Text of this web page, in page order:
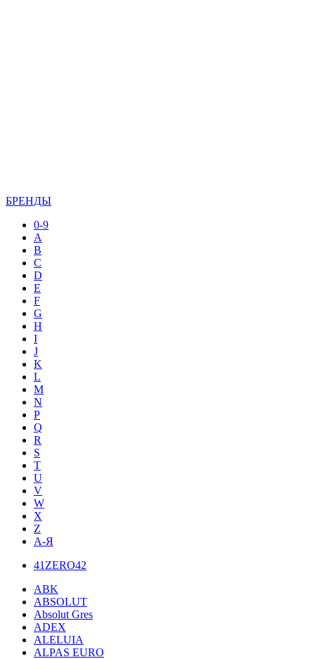
БРЕНДЫ
0-9
A
B
C
D
E
F
G
H
I
J
K
L
M
N
P
Q
R
S
T
U
V
W
X
Z
А-Я
41ZERO42
ABK
ABSOLUT
Absolut Gres
ADEX
ALELUIA
ALPAS EURO